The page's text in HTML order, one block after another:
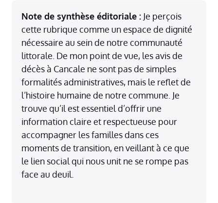
Note de synthèse éditoriale : Je perçois
cette rubrique comme un espace de dignité
nécessaire au sein de notre communauté
littorale. De mon point de vue, les avis de
décès à Cancale ne sont pas de simples
formalités administratives, mais le reflet de
l’histoire humaine de notre commune. Je
trouve qu’il est essentiel d’offrir une
information claire et respectueuse pour
accompagner les familles dans ces
moments de transition, en veillant à ce que
le lien social qui nous unit ne se rompe pas
face au deuil.